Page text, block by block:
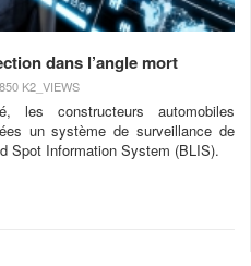
dans l’angle mort
K2_VIEWS
les constructeurs automobiles
un système de surveillance de
Spot Information System (BLIS).